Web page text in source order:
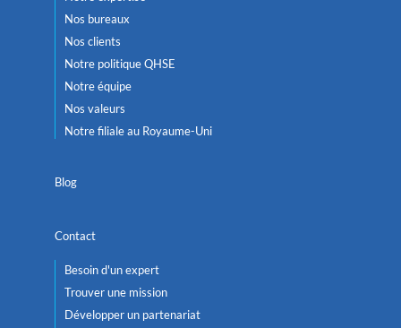
Nos bureaux
Nos clients
Notre politique QHSE
Notre équipe
Nos valeurs
Notre filiale au Royaume-Uni
Blog
Contact
Besoin d'un expert
Trouver une mission
Développer un partenariat